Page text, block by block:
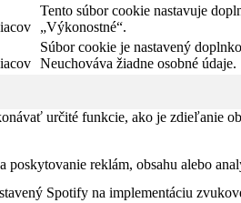
Tento súbor cookie nastavuje
„Výkonostné“.
Súbor cookie je nastavený
Neuchováva žiadne osobné údaje.
určité funkcie, ako je zdieľanie
poskytovanie reklám, obsahu alebo
Spotify na implementáciu